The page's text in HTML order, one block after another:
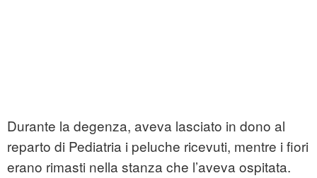
Durante la degenza, aveva lasciato in dono al
reparto di Pediatria i peluche ricevuti, mentre i fiori
erano rimasti nella stanza che l’aveva ospitata.